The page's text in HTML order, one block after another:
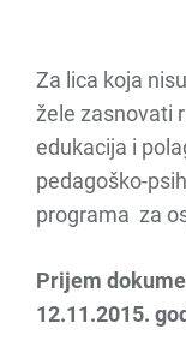
Za lica koja
žele zasnovati
edukacija i
pedagoško-
programa za
Prijem
12.11.2015.